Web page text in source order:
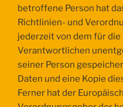
betroffene Person hat
Richtlinien- und
jederzeit von dem für
Verantwortlichen
seiner Person
Daten und eine Kopie
Ferner hat der